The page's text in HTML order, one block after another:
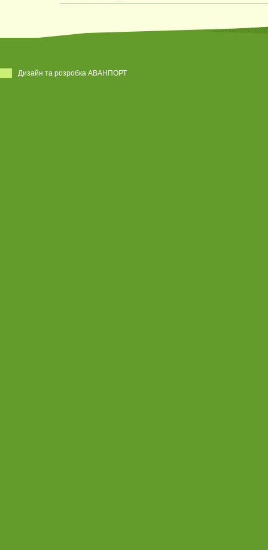
Дизайн та розробка АВАНПОРТ